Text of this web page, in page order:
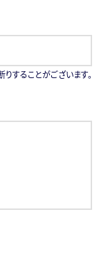
することがございます。